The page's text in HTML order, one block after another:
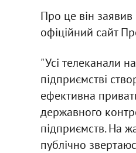
Про це він заявив
офіційний сайт
"Усі телеканали
підприємстві
ефективна
державного
підприємств. На
публічно